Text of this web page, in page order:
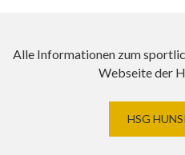
Alle Informationen zum
Webseite der
HSG